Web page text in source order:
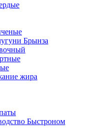
Брынза
жира
Быстроном